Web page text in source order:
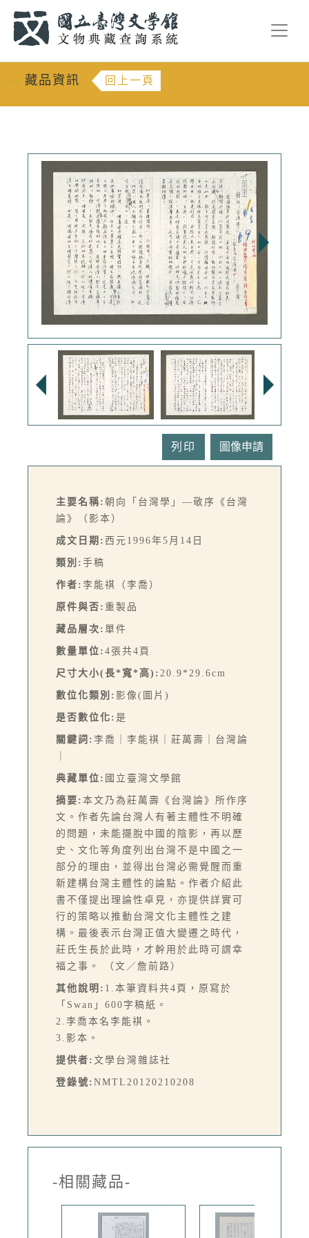
::: 藏品資訊 回上一頁
列印
主要名稱: 朝向「台灣學」—敬序《台灣
論》（影本）
成文日期: 西元1996年5月14日
類別: 手稿
作者: 李能祺（李喬）
原件與否: 重製品
藏品層次: 單件
數量單位: 4張共4頁
尺寸大小(長*寬*高): 20.9*29.6cm
數位化類別: 影像(圖片)
是否數位化: 是
關鍵詞: 李喬｜李能祺｜莊萬壽｜台灣論
典藏單位: 國立臺灣文學館
摘要: 本文乃為莊萬壽《台灣論》所作序
文。作者先論台灣人有著主體性不明確
的問題，未能擺脫中國的陰影，再以歷
史、文化等角度列出台灣不是中國之一
部分的理由，並得出台灣必需覺醒而重
新建構台灣主體性的論點。作者介紹此
書不僅提出理論性卓見，亦提供詳實可
行的策略以推動台灣文化主體性之建
構。最後表示台灣正值大變遷之時代，
莊氏生長於此時，才幹用於此時可謂幸
福之事。 （文／詹前路）
其他說明: 1.本筆資料共4頁，原寫於
「Swan」600字稿紙。
2.李喬本名李能祺。
3.影本。
提供者: 文學台灣雜誌社
登錄號: NMTL20120210208
-相關藏品-